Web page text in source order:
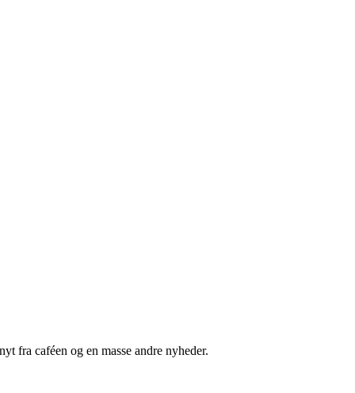
fra caféen og en masse andre nyheder.